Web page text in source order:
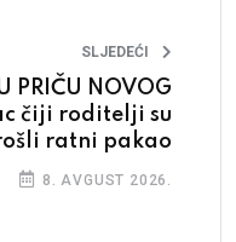
SLJEDEĆI
PRIČU NOVOG
čiji roditelji su
ratni pakao
8. AVGUST 2026.